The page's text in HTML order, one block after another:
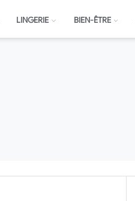
LINGERIE BIEN-ÊTRE